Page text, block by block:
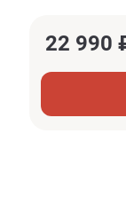
22 990